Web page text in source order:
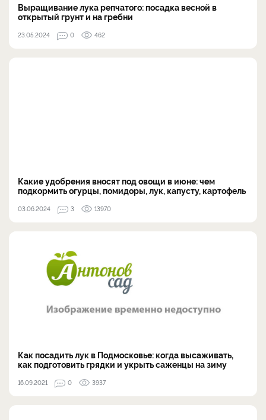
Выращивание лука репчатого: посадка весной в
открытый грунт и на гребни
23.05.2024 0 462
Какие удобрения вносят под овощи в июне: чем
подкормить огурцы, помидоры, лук, капусту, картофель
03.06.2024 3 13970
Как посадить лук в Подмосковье: когда высаживать,
как подготовить грядки и укрыть саженцы на зиму
16.09.2021 0 3937